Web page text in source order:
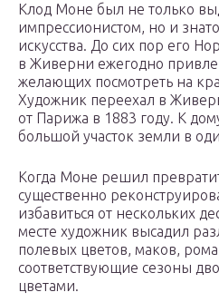
Клод Моне был не только
импрессионистом, но и
искусства. До сих пор его
в Живерни ежегодно
желающих посмотреть на
Художник переехал в
от Парижа в 1883 году. К
большой участок земли в
Когда Моне решил
существенно
избавиться от нескольких
месте художник высадил
полевых цветов, маков,
соответствующие сезоны
цветами.